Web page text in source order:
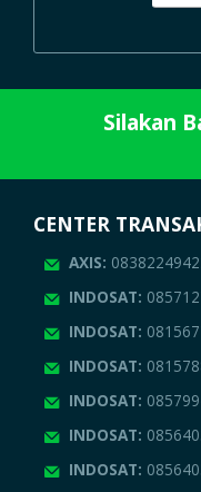
Silakan
CENTER
AXIS:
INDOSAT:
INDOSAT:
INDOSAT:
INDOSAT:
INDOSAT:
INDOSAT: